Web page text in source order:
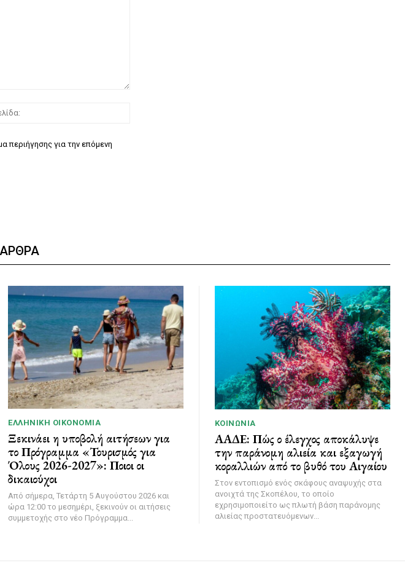
περιήγησης για την επόμενη
ΕΛΛΗΝΙΚΉ ΟΙΚΟΝΟΜΊΑ
Ξεκινάει η υποβολή αιτήσεων για
το Πρόγραμμα «Τουρισμός για
Όλους 2026-2027»: Ποιοι οι
δικαιούχοι
Από σήμερα, Τετάρτη 5 Αυγούστου 2026 και
ώρα 12:00 το μεσημέρι, ξεκινούν οι αιτήσεις
συμμετοχής στο νέο Πρόγραμμα...
ΚΟΙΝΩΝΊΑ
ΑΑΔΕ: Πώς ο έλεγχος αποκάλυψε
την παράνομη αλιεία και εξαγωγή
κοραλλιών από το βυθό του Αιγαίου
Στον εντοπισμό ενός σκάφους αναψυχής στα
ανοιχτά της Σκοπέλου, το οποίο
εχρησιμοποιείτο ως πλωτή βάση παράνομης
αλιείας προστατευόμενων...